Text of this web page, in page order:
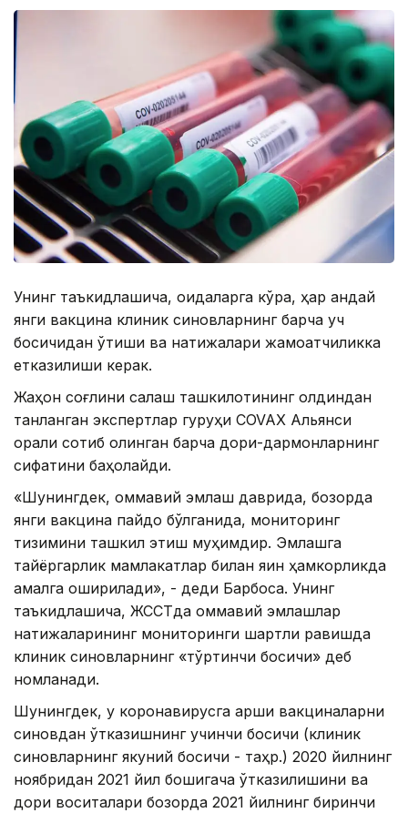
Унинг таъкидлашича, қоидаларга кўра, ҳар қандай
янги вакцина клиник синовларнинг барча уч
босқичидан ўтиши ва натижалари жамоатчиликка
етказилиши керак.
Жаҳон соғлиқни сақлаш ташкилотининг олдиндан
танланган экспертлар гуруҳи COVAX Альянси
орқали сотиб олинган барча дори-дармонларнинг
сифатини баҳолайди.
«Шунингдек, оммавий эмлаш даврида, бозорда
янги вакцина пайдо бўлганида, мониторинг
тизимини ташкил этиш муҳимдир. Эмлашга
тайёргарлик мамлакатлар билан яқин ҳамкорликда
амалга оширилади», - деди Барбоса. Унинг
таъкидлашича, ЖССТда оммавий эмлашлар
натижаларининг мониторинги шартли равишда
клиник синовларнинг «тўртинчи босқичи» деб
номланади.
Шунингдек, у коронавирусга қарши вакциналарни
синовдан ўтказишнинг учинчи босқичи (клиник
синовларнинг якуний босқичи - таҳр.) 2020 йилнинг
ноябридан 2021 йил бошигача ўтказилишини ва
дори воситалари бозорда 2021 йилнинг биринчи